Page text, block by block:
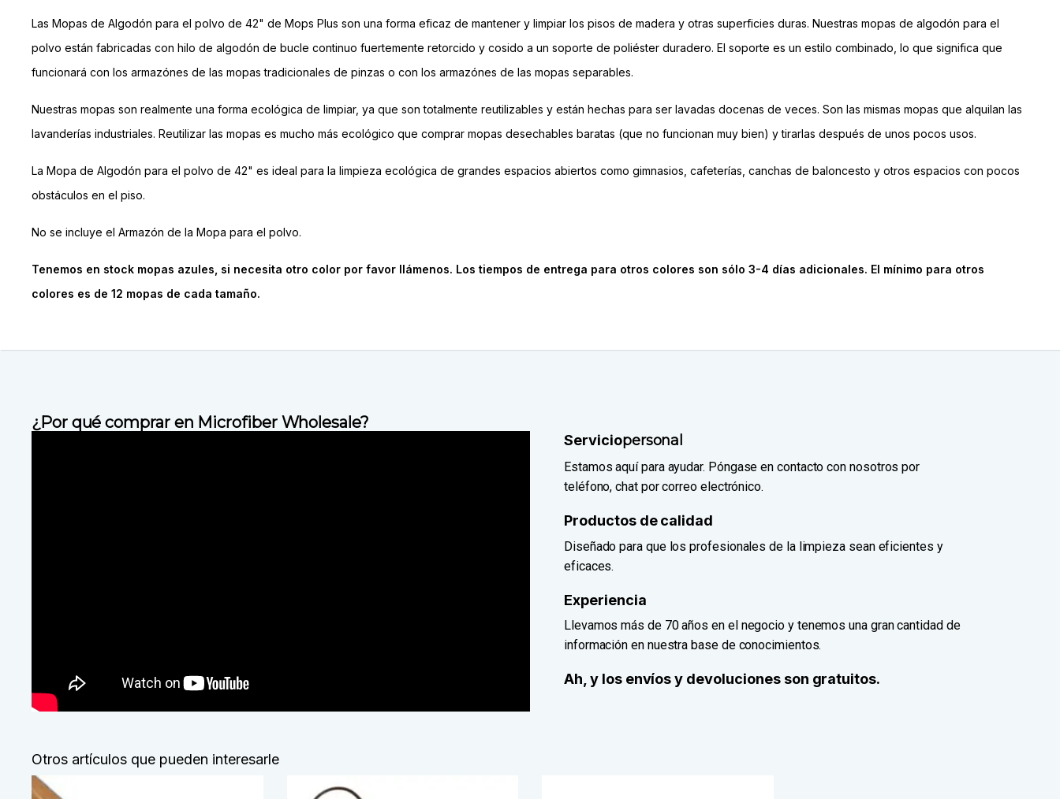
Las Mopas de Algodón para el polvo de 42" de Mops Plus son una forma eficaz de mantener y limpiar los pisos de madera y otras superficies duras. Nuestras mopas de algodón para el
polvo están fabricadas con hilo de algodón de bucle continuo fuertemente retorcido y cosido a un soporte de poliéster duradero. El soporte es un estilo combinado, lo que significa que
funcionará con los armazónes de las mopas tradicionales de pinzas o con los armazónes de las mopas separables.
Nuestras mopas son realmente una forma ecológica de limpiar, ya que son totalmente reutilizables y están hechas para ser lavadas docenas de veces. Son las mismas mopas que alquilan las
lavanderías industriales. Reutilizar las mopas es mucho más ecológico que comprar mopas desechables baratas (que no funcionan muy bien) y tirarlas después de unos pocos usos.
La Mopa de Algodón para el polvo de 42" es ideal para la limpieza ecológica de grandes espacios abiertos como gimnasios, cafeterías, canchas de baloncesto y otros espacios con pocos
obstáculos en el piso.
No se incluye el Armazón de la Mopa para el polvo.
Tenemos en stock mopas azules, si necesita otro color por favor llámenos. Los tiempos de entrega para otros colores son sólo 3-4 días adicionales. El mínimo para otros
colores es de 12 mopas de cada tamaño.
¿Por qué comprar en Microfiber Wholesale?
Serviciopersonal
Estamos aquí para ayudar. Póngase en contacto con nosotros por
teléfono, chat por correo electrónico.
Productos de calidad
Diseñado para que los profesionales de la limpieza sean eficientes y
eficaces.
Experiencia
Llevamos más de 70 años en el negocio y tenemos una gran cantidad de
información en nuestra base de conocimientos.
Ah, y los envíos y devoluciones son gratuitos.
Otros artículos que pueden interesarle